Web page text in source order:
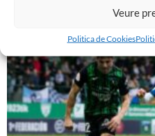
Veure
Politica de Cookies